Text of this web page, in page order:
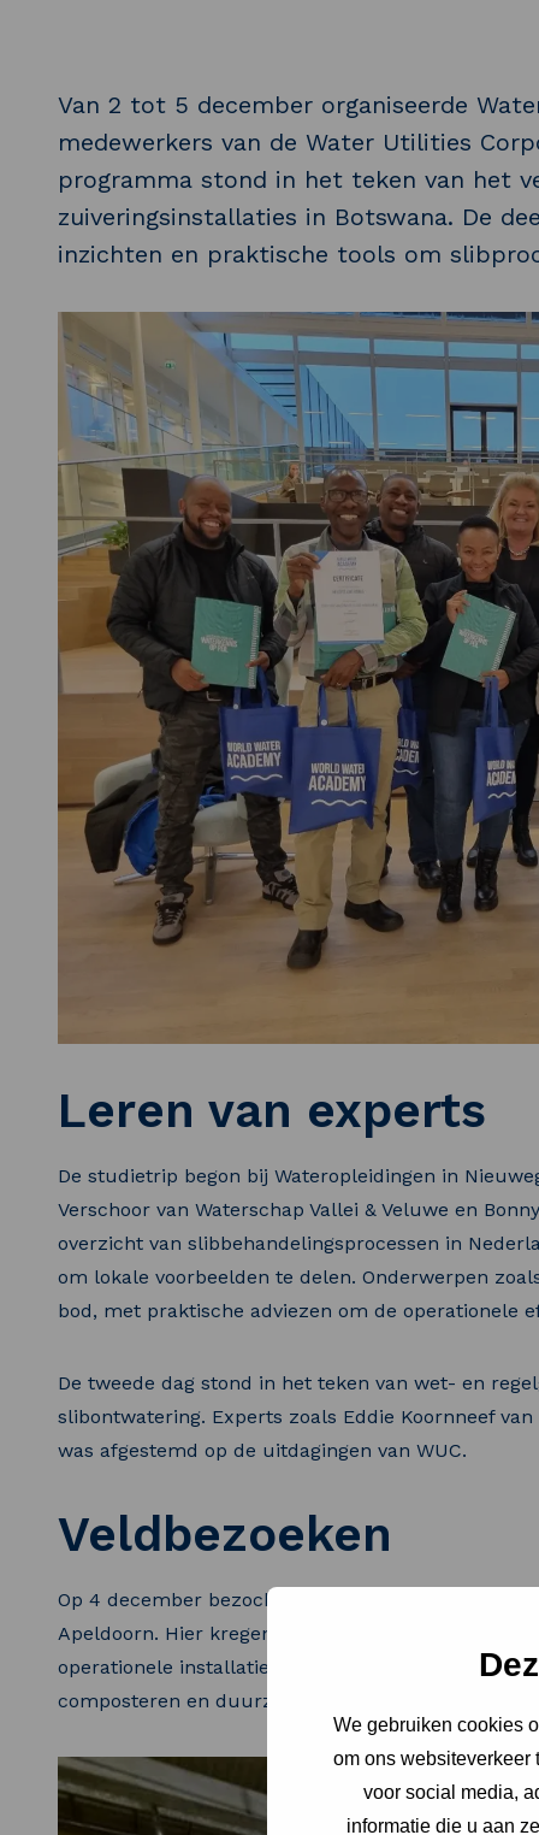
We gebruiken cookies
om ons websiteverkeer
voor social media,
informatie die u aan
Van 2 tot 5 december organiseerde
medewerkers van de Water Utilities
programma stond in het teken van het
zuiveringsinstallaties in Botswana. De
inzichten en praktische tools om
Leren van experts
De studietrip begon bij Wateropleidingen in
Verschoor van Waterschap Vallei & Veluwe en
overzicht van slibbehandelingsprocessen in
om lokale voorbeelden te delen. Onderwerpen
bod, met praktische adviezen om de operationele
De tweede dag stond in het teken van wet- en
slibontwatering. Experts zoals Eddie Koornneef
was afgestemd op de uitdagingen van WUC.
Veldbezoeken
Op 4 december bezochten de deelnemers
Apeldoorn. Hier kregen ze een demonstratie van
operationele installatie. Later die dag ontdekten
composteren en duurzaam te hergebruiken.